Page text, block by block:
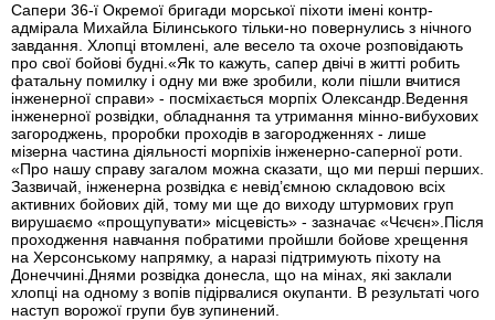
Сапери 36-ї Окремої бригади морської піхоти імені контр-
адмірала Михайла Білинського тільки-но повернулись з нічного
завдання. Хлопці втомлені, але весело та охоче розповідають
про свої бойові будні.«Як то кажуть, сапер двічі в житті робить
фатальну помилку і одну ми вже зробили, коли пішли вчитися
інженерної справи» - посміхається морпіх Олександр.Ведення
інженерної розвідки, обладнання та утримання мінно-вибухових
загороджень, проробки проходів в загородженнях - лише
мізерна частина діяльності морпіхів інженерно-саперної роти.
«Про нашу справу загалом можна сказати, що ми перші перших.
Зазвичай, інженерна розвідка є невід’ємною складовою всіх
активних бойових дій, тому ми ще до виходу штурмових груп
вирушаємо «прощупувати» місцевість» - зазначає «Чєчєн».Після
проходження навчання побратими пройшли бойове хрещення
на Херсонському напрямку, а наразі підтримують піхоту на
Донеччині.Днями розвідка донесла, що на мінах, які заклали
хлопці на одному з вопів підірвалися окупанти. В результаті чого
наступ ворожої групи був зупинений.